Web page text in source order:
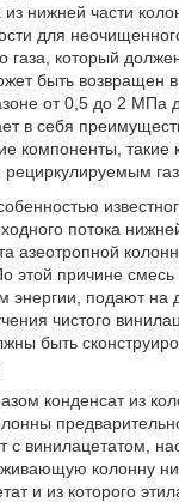
из нижней части
для
газа, который
быть возвращен
от 0,5 до 2 МПа
в себя
компоненты, такие
рециркулируемым
потока
азеотропной
этой причине смесь
энергии, подают на
чистого
быть
конденсат из
с винилацетатом,
колонну
и из которого